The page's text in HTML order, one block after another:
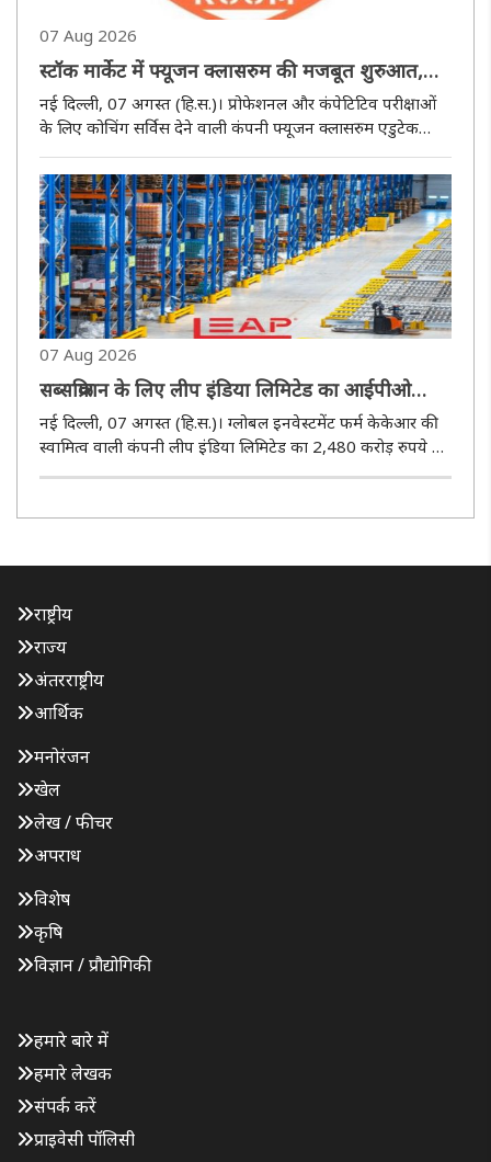
07 Aug 2026
स्टॉक मार्केट में फ्यूजन क्लासरुम की मजबूत शुरुआत,
फायदे में आईपीओ निवेशक
नई दिल्ली, 07 अगस्त (हि.स.)। प्रोफेशनल और कंपेटिटिव परीक्षाओं
के लिए कोचिंग सर्विस देने वाली कंपनी फ्यूजन क्लासरुम एडुटेक
आईपीओ निवेशकों को खुश कर दिया। हालांकि बाद में मुनाफा वसूली
..
07 Aug 2026
सब्सक्रिप्शन के लिए लीप इंडिया लिमिटेड का आईपीओ
लॉन्च, 14 अगस्त को लिस्टिंग
नई दिल्ली, 07 अगस्त (हि.स.)। ग्लोबल इनवेस्टमेंट फर्म केकेआर की
स्वामित्व वाली कंपनी लीप इंडिया लिमिटेड का 2,480 करोड़ रुपये का
क्लोजिंग के बाद ..
राष्ट्रीय
राज्य
अंतरराष्ट्रीय
आर्थिक
मनोरंजन
खेल
लेख / फीचर
अपराध
विशेष
कृषि
विज्ञान / प्रौद्योगिकी
हमारे बारे में
हमारे लेखक
संपर्क करें
प्राइवेसी पॉलिसी